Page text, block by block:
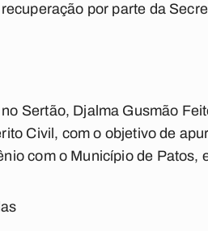
por parte da
Sertão, Djalma Gusmão
Civil, com o objetivo de
com o Município de Patos,